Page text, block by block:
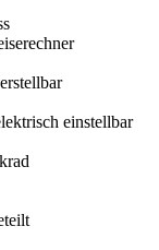
einstellbar